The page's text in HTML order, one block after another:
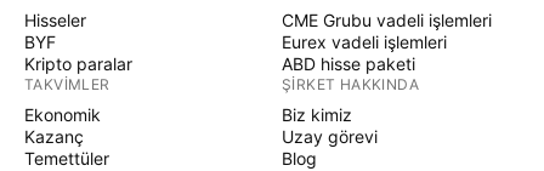
Hisseler
BYF
Kripto paralar
TAKVIMLER
Ekonomik
Kazanç
Temettüler
CME Grubu vadeli işlemleri
Eurex vadeli işlemleri
ABD hisse paketi
ŞIRKET HAKKINDA
Biz kimiz
Uzay görevi
Blog